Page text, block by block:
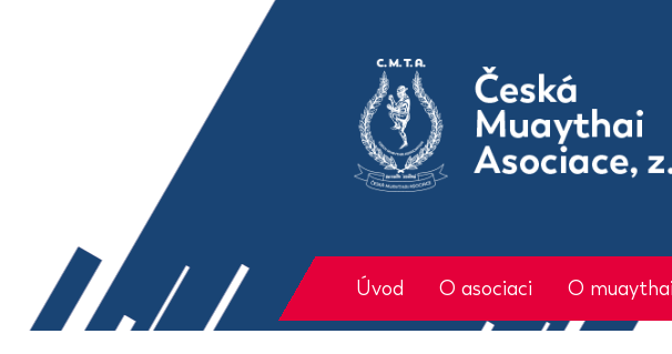
Úvod O asociaci O muaythai